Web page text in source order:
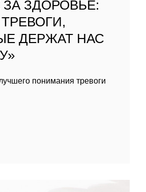
ЗА ЗДОРОВЬЕ:
ДЕРЖАТ НАС
понимания тревоги